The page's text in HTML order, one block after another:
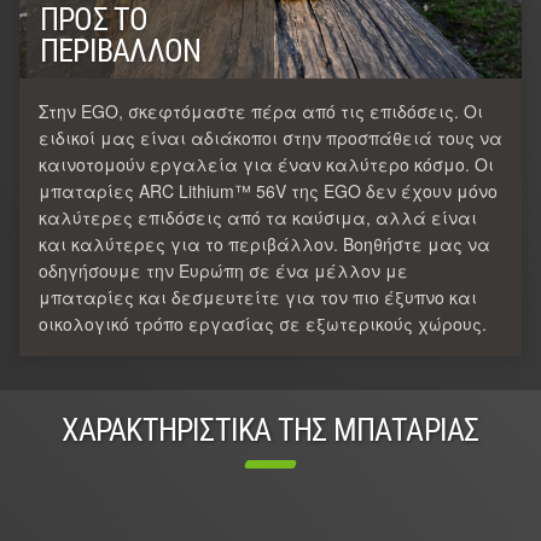
ΠΡΟΣ ΤΟ
ΠΕΡΙΒΆΛΛΟΝ
Στην EGO, σκεφτόμαστε πέρα από τις επιδόσεις. Οι
ειδικοί μας είναι αδιάκοποι στην προσπάθειά τους να
καινοτομούν εργαλεία για έναν καλύτερο κόσμο. Οι
μπαταρίες ARC Lithium™ 56V της EGO δεν έχουν μόνο
καλύτερες επιδόσεις από τα καύσιμα, αλλά είναι
και καλύτερες για το περιβάλλον. Βοηθήστε μας να
οδηγήσουμε την Ευρώπη σε ένα μέλλον με
μπαταρίες και δεσμευτείτε για τον πιο έξυπνο και
οικολογικό τρόπο εργασίας σε εξωτερικούς χώρους.
ΧΑΡΑΚΤΗΡΙΣΤΙΚΑ ΤΗΣ ΜΠΑΤΑΡΙΑΣ